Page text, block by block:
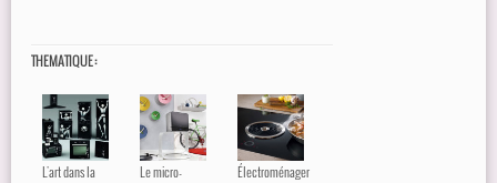
THEMATIQUE :
L'art dans la
Le micro-
Électroménager